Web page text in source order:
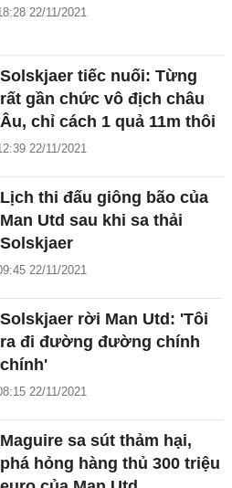
22/11/2021
Solskjaer tiếc nuối: Từng
rất gần chức vô địch châu
Âu, chỉ cách 1 quả 11m thôi
22/11/2021
Lịch thi đấu giông bão của
Man Utd sau khi sa thải
Solskjaer
22/11/2021
Solskjaer rời Man Utd: 'Tôi
ra đi đường đường chính
chính'
22/11/2021
Maguire sa sút thảm hại,
phá hỏng hàng thủ 300 triệu